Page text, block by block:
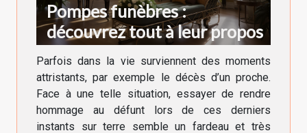
Pompes funèbres :
découvrez tout à leur propos
Parfois dans la vie surviennent des moments
attristants, par exemple le décès d’un proche.
Face à une telle situation, essayer de rendre
hommage au défunt lors de ces derniers
instants sur terre semble un fardeau et très